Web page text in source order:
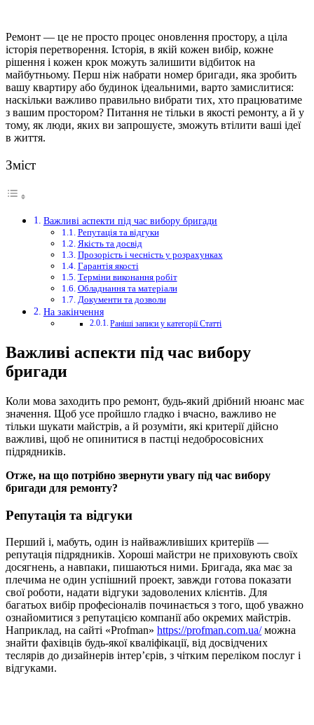
Ремонт — це не просто процес оновлення простору, а ціла
історія перетворення. Історія, в якій кожен вибір, кожне
рішення і кожен крок можуть залишити відбиток на
майбутньому. Перш ніж набрати номер бригади, яка зробить
вашу квартиру або будинок ідеальними, варто замислитися:
наскільки важливо правильно вибрати тих, хто працюватиме
з вашим простором? Питання не тільки в якості ремонту, а й у
тому, як люди, яких ви запрошуєте, зможуть втілити ваші ідеї
в життя.
Зміст
Важливі аспекти під час вибору бригади
Репутація та відгуки
Якість та досвід
Прозорість і чесність у розрахунках
Гарантія якості
Терміни виконання робіт
Обладнання та матеріали
Документи та дозволи
На закінчення
Раніші записи у категорії Статті
Важливі аспекти під час вибору
бригади
Коли мова заходить про ремонт, будь-який дрібний нюанс має
значення. Щоб усе пройшло гладко і вчасно, важливо не
тільки шукати майстрів, а й розуміти, які критерії дійсно
важливі, щоб не опинитися в пастці недобросовісних
підрядників.
Отже, на що потрібно звернути увагу під час вибору
бригади для ремонту?
Репутація та відгуки
Перший і, мабуть, один із найважливіших критеріїв —
репутація підрядників. Хороші майстри не приховують своїх
досягнень, а навпаки, пишаються ними. Бригада, яка має за
плечима не один успішний проект, завжди готова показати
свої роботи, надати відгуки задоволених клієнтів. Для
багатьох вибір професіоналів починається з того, щоб уважно
ознайомитися з репутацією компанії або окремих майстрів.
Наприклад, на сайті «Profman» https://profman.com.ua/можна
знайти фахівців будь-якої кваліфікації, від досвідчених
теслярів до дизайнерів інтер’єрів, з чітким переліком послуг і
відгуками.